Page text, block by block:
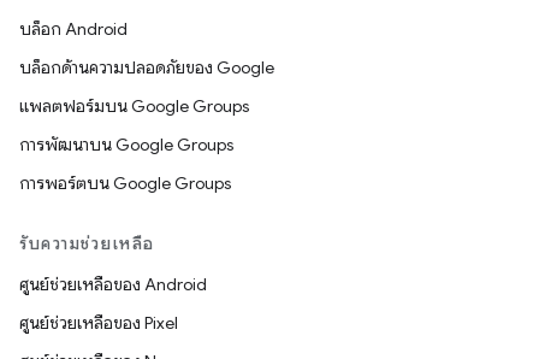
บล็อก Android
บล็อกด้านความปลอดภัยของ Google
แพลตฟอร์มบน Google Groups
การพัฒนาบน Google Groups
การพอร์ตบน Google Groups
รับความช่วยเหลือ
ศูนย์ช่วยเหลือของ Android
ศูนย์ช่วยเหลือของ Pixel